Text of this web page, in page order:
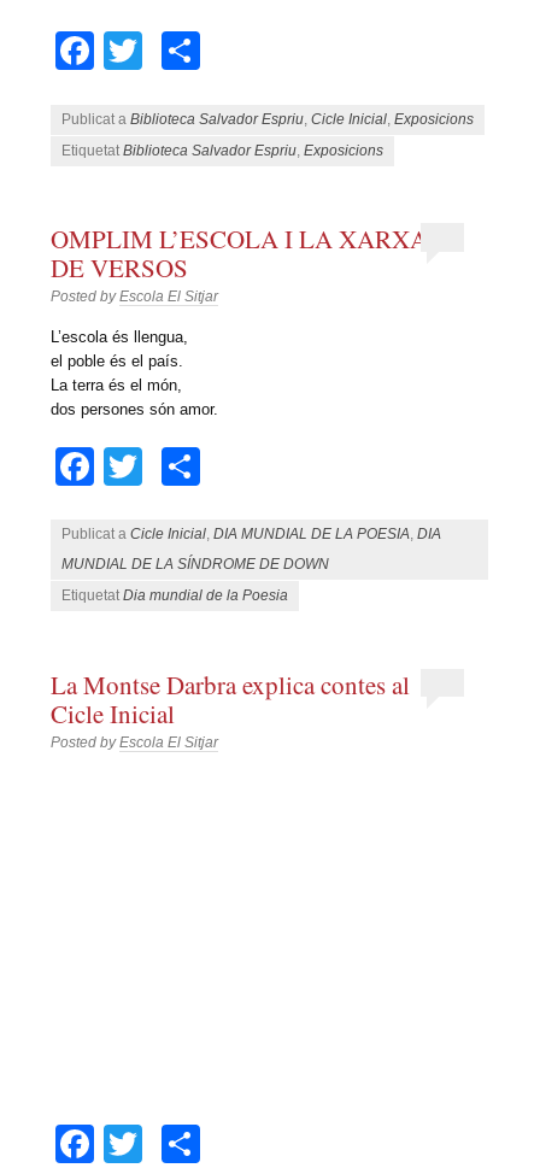
Facebook
Twitter
Publicat aBiblioteca Salvador Espriu ,Cicle Inicial ,Exposicions
EtiquetatBiblioteca Salvador Espriu ,Exposicions
OMPLIM L’ESCOLA I LA XARXA
DE VERSOS
Posted byEscola El Sitjar
L’escola és llengua,
el poble és el país.
La terra és el món,
dos persones són amor.
Facebook
Twitter
Publicat aCicle Inicial,DIA MUNDIAL DE LA POESIA,DIA
MUNDIAL DE LA SÍNDROME DE DOWN
EtiquetatDia mundial de la Poesia
La Montse Darbra explica contes al
Cicle Inicial
Posted byEscola El Sitjar
Facebook
Twitter